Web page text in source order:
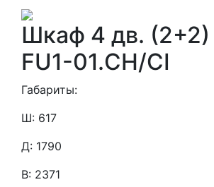
Шкаф 4 дв. (2+2)
FU1-01.CH/CI
Габариты:
Ш: 617
Д: 1790
В: 2371